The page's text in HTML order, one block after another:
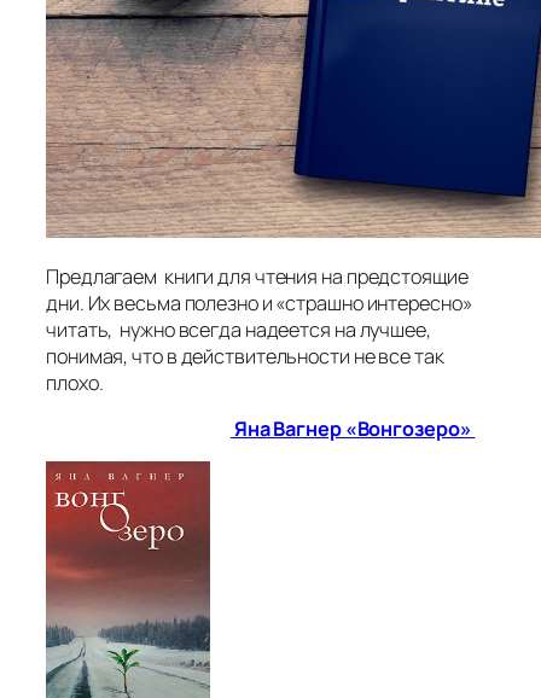
Предлагаем книги для чтения на предстоящие
дни. Их весьма полезно и «страшно интересно»
читать, нужно всегда надеется на лучшее,
понимая, что в действительности не все так
плохо.
Яна Вагнер «Вонгозеро»